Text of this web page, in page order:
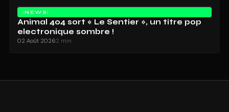
NEWS
Animal 404 sort « Le Sentier », un titre pop
electronique sombre !
02 Août 20262 min